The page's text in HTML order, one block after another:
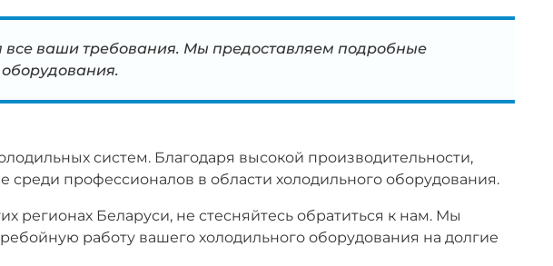
ваши требования. Мы предоставляем подробные
систем. Благодаря высокой производительности,
профессионалов в области холодильного оборудования.
Беларуси, не стесняйтесь обратиться к нам. Мы
работу вашего холодильного оборудования на долгие